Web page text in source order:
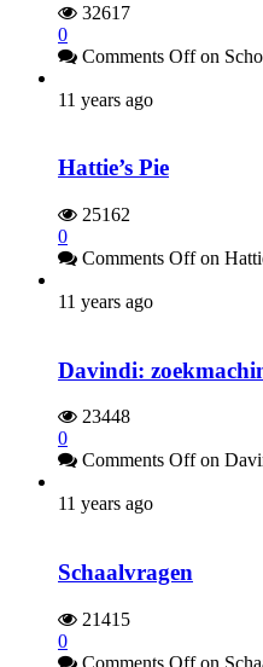
32617
0
Comments Offon
11 years ago
Hattie’s Pie
25162
0
Comments Offon
11 years ago
Davindi:
23448
0
Comments Offon
11 years ago
Schaalvragen
21415
0
Comments Offon